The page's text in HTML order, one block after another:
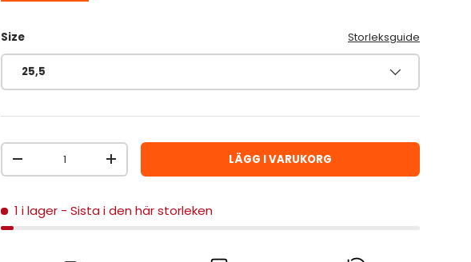
Size Storleksguide
25,5
Antal
MINSKA ANTAL
ÖKA ANTAL LÄGG I VARUKORG
1 i lager - Sista i den här storleken